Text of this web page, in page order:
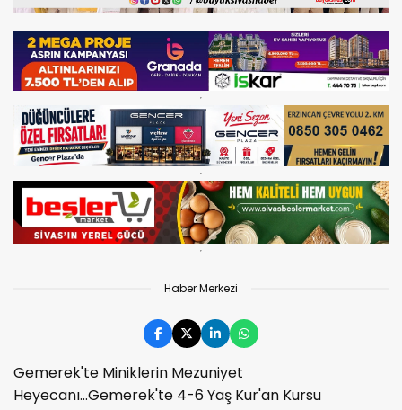
Haber Merkezi
Gemerek'te Miniklerin Mezuniyet
Heyecanı...Gemerek'te 4-6 Yaş Kur'an Kursu